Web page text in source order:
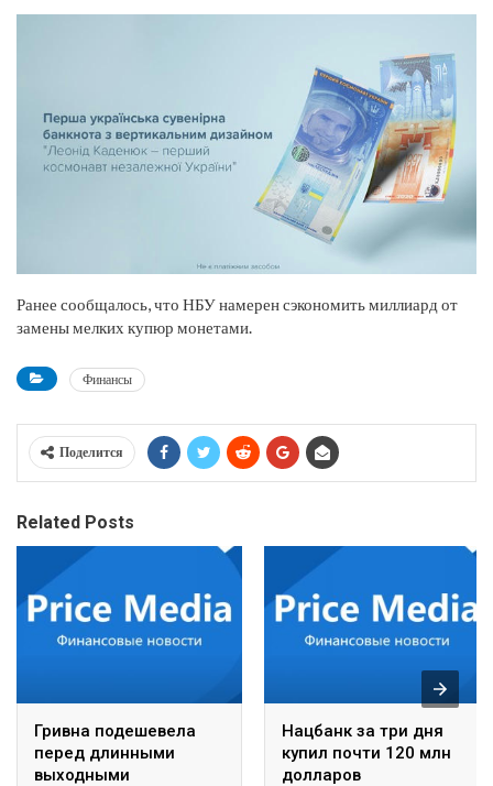
Ранее сообщалось, что НБУ намерен сэкономить миллиард от
замены мелких купюр монетами.
Финансы
Поделится
Related Posts
Гривна подешевела
перед длинными
выходными
Нацбанк за три дня
купил почти 120 млн
долларов